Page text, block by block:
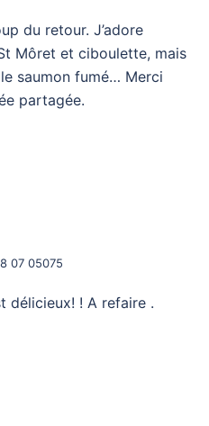
du retour. J’adore
Môret et ciboulette, mais
le saumon fumé… Merci
partagée.
07 05075
délicieux! ! A refaire .